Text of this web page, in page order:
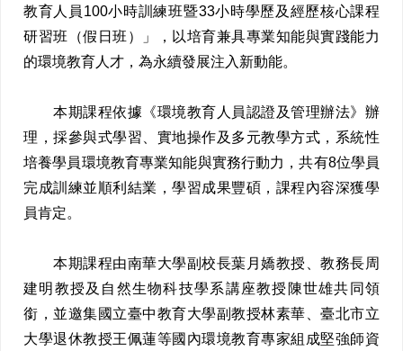
教育人員100小時訓練班暨33小時學歷及經歷核心課程
研習班（假日班）」，以培育兼具專業知能與實踐能力
的環境教育人才，為永續發展注入新動能。
本期課程依據《環境教育人員認證及管理辦法》辦
理，採參與式學習、實地操作及多元教學方式，系統性
培養學員環境教育專業知能與實務行動力，共有8位學員
完成訓練並順利結業，學習成果豐碩，課程內容深獲學
員肯定。
本期課程由南華大學副校長葉月嬌教授、教務長周
建明教授及自然生物科技學系講座教授陳世雄共同領
銜，並邀集國立臺中教育大學副教授林素華、臺北市立
大學退休教授王佩蓮等國內環境教育專家組成堅強師資